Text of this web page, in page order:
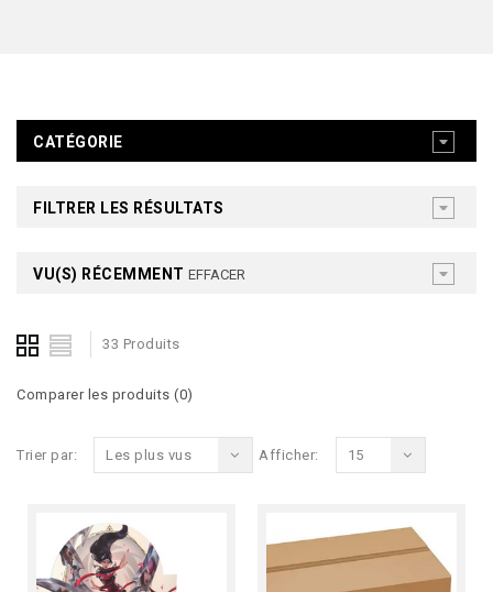
CATÉGORIE
FILTRER LES RÉSULTATS
VU(S) RÉCEMMENT EFFACER
33 Produits
Comparer les produits (0)
Trier par: Les plus vus Afficher: 15